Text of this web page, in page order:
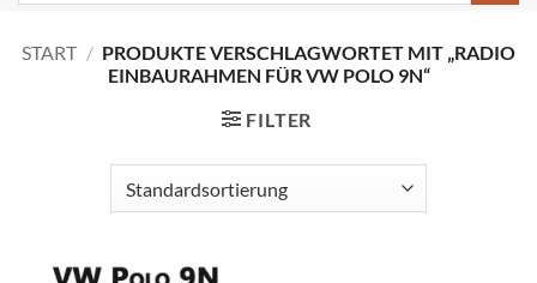
START / PRODUKTE VERSCHLAGWORTET MIT „RADIO
EINBAURAHMEN FÜR VW POLO 9N“
FILTER